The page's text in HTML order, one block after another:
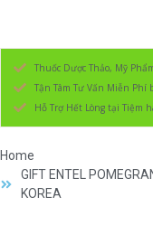
Thuốc Dược Thảo, Mỹ
Tận Tâm Tư Vấn Miễn Phí
Hỗ Trợ Hết Lòng tại Tiệm
Home
GIFT ENTEL
KOREA